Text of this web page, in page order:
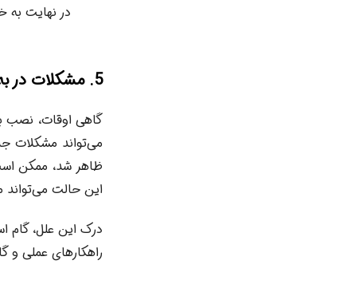
در نهایت به
5. مشکلات در به‌روزرسانی‌ها و پچ‌ها
این حالت می‌تواند
راهکارهای عملی و